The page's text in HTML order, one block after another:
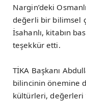
Nargin’deki
değerli bir bilimsel
İsahanlı, kitabın
teşekkür etti.
TİKA Başkanı
bilincinin önemine
kültürleri, değerleri